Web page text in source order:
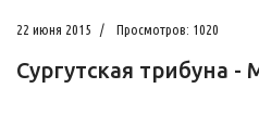
22 июня 2015 Просмотров: 1020
Сургутская трибуна -